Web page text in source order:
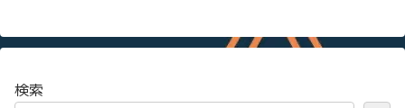
検索